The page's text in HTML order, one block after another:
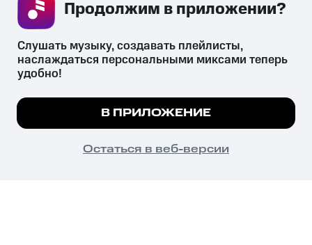
СКАЧАТЬ ПРИЛОЖЕНИЕ
психотропных веществ, их аналогов причиняет вред здоровью,
их незаконный оборот запрещён и влечёт установленную
законодательством ответственность.
© 2026 ООО «КИОН».
Все права защищены
Мы используем куки, чтобы на сайте все
Подробнее
ПОНЯТНО
Слушать музыку, создавать плейлисты,
наслаждаться персональными миксами теперь
удобно!
В ПРИЛОЖЕНИЕ
Остаться в веб-версии